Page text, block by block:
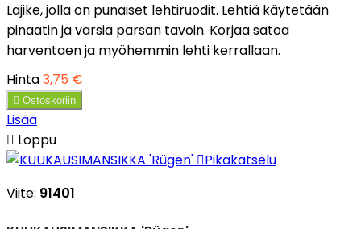
Lajike, jolla on punaiset lehtiruodit. Lehtiä käytetään
pinaatin ja varsia parsan tavoin. Korjaa satoa
harventaen ja myöhemmin lehti kerrallaan.
Hinta3,75 €
 Ostoskoriin
Lisää
 Loppu
Pikakatselu
Viite: 91401